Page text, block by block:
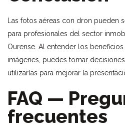
Las fotos aéreas con dron pueden
para profesionales del sector
Ourense. Al entender los
imágenes, puedes tomar
utilizarlas para mejorar la
FAQ —
frecuentes